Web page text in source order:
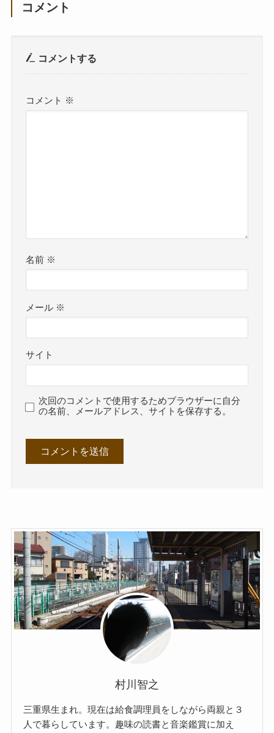
コメント
コメントする
コメント ※
名前 ※
メール ※
サイト
次回のコメントで使用するためブラウザーに自分
の名前、メールアドレス、サイトを保存する。
村川智之
三重県生まれ。現在は給食調理員をしながら両親と３
人で暮らしています。趣味の読書と音楽鑑賞に加え